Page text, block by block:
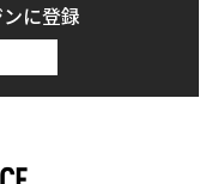
に登録